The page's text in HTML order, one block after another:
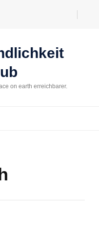
on earth erreichbarer.